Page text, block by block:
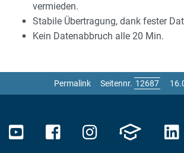
vermieden.
Stabile Übertragung, dank fester
Kein Datenabbruch alle 20 Min.
Permalink Seitennr.